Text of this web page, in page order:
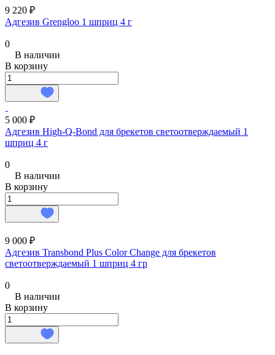
9 220 ₽
Адгезив Grengloo 1 шприц 4 г
0
В наличии
В корзину
5 000 ₽
Адгезив High-Q-Bond для брекетов светоотверждаемый 1
шприц 4 г
0
В наличии
В корзину
9 000 ₽
Адгезив Transbond Plus Color Change для брекетов
светоотверждаемый 1 шприц 4 гр
0
В наличии
В корзину